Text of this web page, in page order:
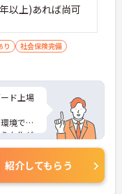
以上)あれば尚可
り
社会保険完備
ド上場
境で
文化が
、さら
ださ
紹介してもらう